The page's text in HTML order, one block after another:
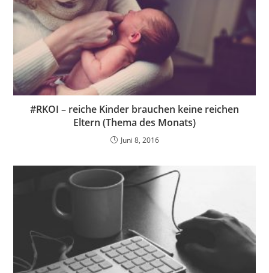
#RKOI – reiche Kinder brauchen keine reichen
Eltern (Thema des Monats)
Juni 8, 2016